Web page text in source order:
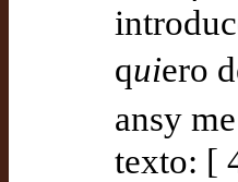
quiero
ansy
texto: [